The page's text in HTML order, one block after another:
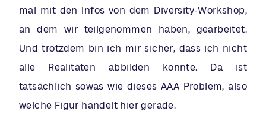
mal mit den Infos von dem Diversity-Workshop,
an dem wir teilgenommen haben, gearbeitet.
Und trotzdem bin ich mir sicher, dass ich nicht
alle Realitäten abbilden konnte. Da ist
tatsächlich sowas wie dieses AAA Problem, also
welche Figur handelt hier gerade.